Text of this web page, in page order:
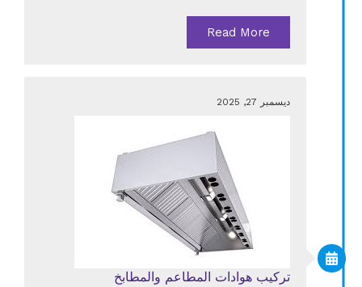
Read More
ديسمبر 27, 2025
تركيب هوادات المطاعم والمطابخ